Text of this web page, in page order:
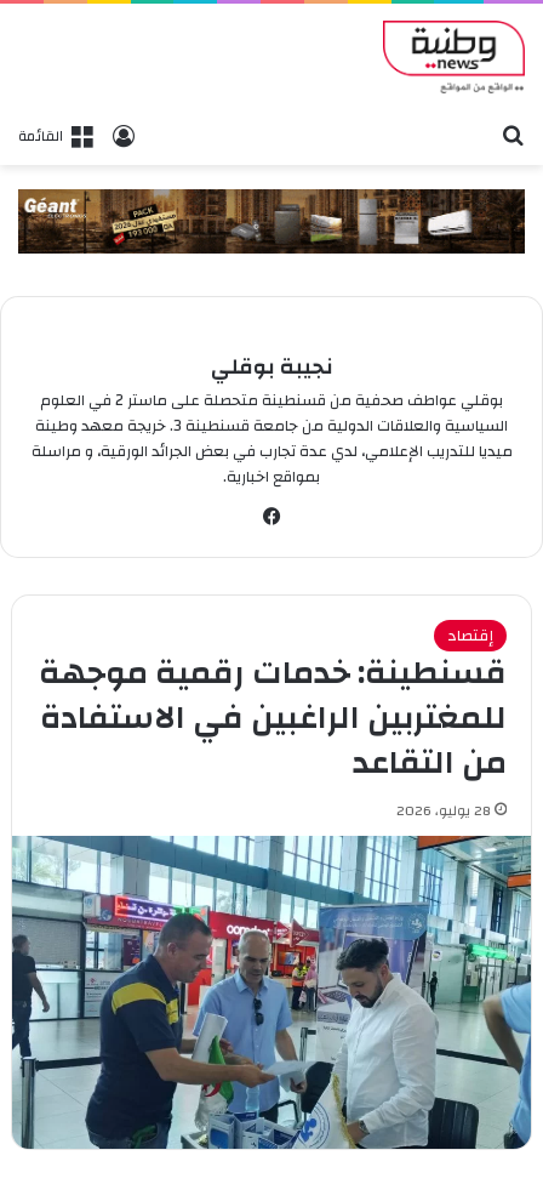
القائمةتسجيل
نجيبة بوقلي
بوقلي عواطف صحفية من قسنطينة متحصلة على ماستر 2 في العلوم
السياسية والعلاقات الدولية من جامعة قسنطينة 3. خريجة معهد وطينة
ميديا للتدريب الإعلامي، لدي عدة تجارب في بعض الجرائد الورقية، و مراسلة
بمواقع اخبارية.
إقتصاد
قسنطينة: خدمات رقمية موجهة
للمغتربين الراغبين في الاستفادة
من التقاعد
28 يوليو، 2026